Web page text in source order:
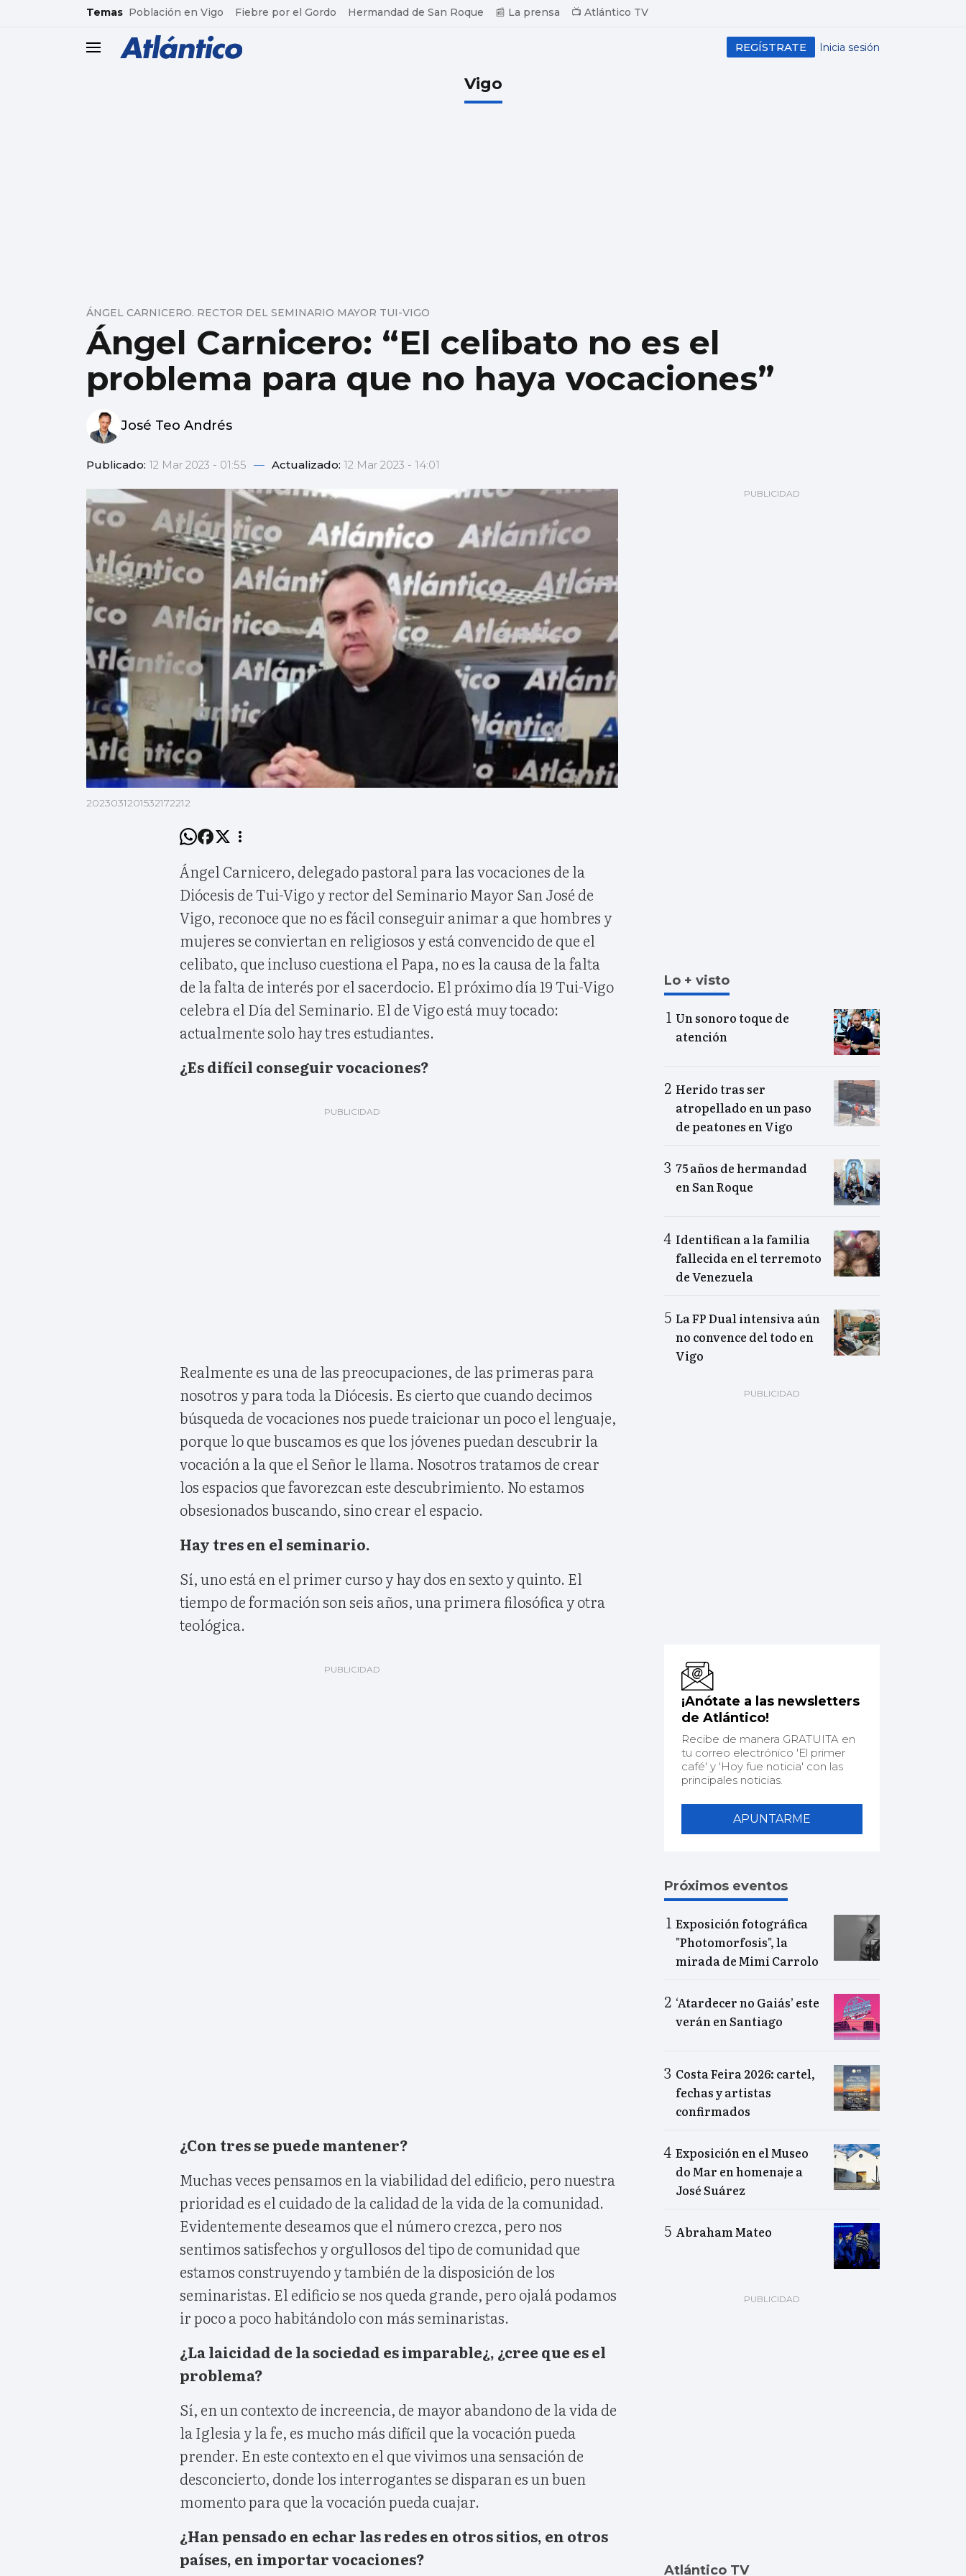
common.go-to-content
Temas Población en Vigo Fiebre por el Gordo Hermandad de San Roque 📰 La prensa 📺 Atlántico TV
header.menu.open Inicia sesión
REGÍSTRATE
Vigo
Ángel Carnicero: “El celibato no es el
problema para que no haya vocaciones”
ÁNGEL CARNICERO. RECTOR DEL SEMINARIO MAYOR TUI-VIGO
José Teo Andrés
Publicado: 12 Mar 2023 - 01:55 — Actualizado: 12 Mar 2023 - 14:01
2023031201532172212
Ángel Carnicero, delegado pastoral para las vocaciones de la
Diócesis de Tui-Vigo y rector del Seminario Mayor San José de
Vigo, reconoce que no es fácil conseguir animar a que hombres y
mujeres se conviertan en religiosos y está convencido de que el
celibato, que incluso cuestiona el Papa, no es la causa de la falta
de la falta de interés por el sacerdocio. El próximo día 19 Tui-Vigo
celebra el Día del Seminario. El de Vigo está muy tocado:
actualmente solo hay tres estudiantes.
¿Es difícil conseguir vocaciones?
Realmente es una de las preocupaciones, de las primeras para
nosotros y para toda la Diócesis. Es cierto que cuando decimos
búsqueda de vocaciones nos puede traicionar un poco el lenguaje,
porque lo que buscamos es que los jóvenes puedan descubrir la
vocación a la que el Señor le llama. Nosotros tratamos de crear
los espacios que favorezcan este descubrimiento. No estamos
obsesionados buscando, sino crear el espacio.
Hay tres en el seminario.
Sí, uno está en el primer curso y hay dos en sexto y quinto. El
tiempo de formación son seis años, una primera filosófica y otra
teológica.
¿Con tres se puede mantener?
Muchas veces pensamos en la viabilidad del edificio, pero nuestra
prioridad es el cuidado de la calidad de la vida de la comunidad.
Evidentemente deseamos que el número crezca, pero nos
sentimos satisfechos y orgullosos del tipo de comunidad que
estamos construyendo y también de la disposición de los
seminaristas. El edificio se nos queda grande, pero ojalá podamos
ir poco a poco habitándolo con más seminaristas.
¿La laicidad de la sociedad es imparable¿, ¿cree que es el
problema?
Sí, en un contexto de increencia, de mayor abandono de la vida de
la Iglesia y la fe, es mucho más difícil que la vocación pueda
prender. En este contexto en el que vivimos una sensación de
desconcierto, donde los interrogantes se disparan es un buen
momento para que la vocación pueda cuajar.
¿Han pensado en echar las redes en otros sitios, en otros
países, en importar vocaciones?
Lo + visto
Un sonoro toque de
atención
Herido tras ser
atropellado en un paso
de peatones en Vigo
75 años de hermandad
en San Roque
Identifican a la familia
fallecida en el terremoto
de Venezuela
La FP Dual intensiva aún
no convence del todo en
Vigo
¡Anótate a las newsletters
de Atlántico!
Recibe de manera GRATUITA en
tu correo electrónico 'El primer
café' y 'Hoy fue noticia' con las
principales noticias.
APUNTARME
Próximos eventos
Exposición fotográfica
"Photomorfosis", la
mirada de Mimi Carrolo
‘Atardecer no Gaiás’ este
verán en Santiago
Costa Feira 2026: cartel,
fechas y artistas
confirmados
Exposición en el Museo
do Mar en homenaje a
José Suárez
Abraham Mateo
Atlántico TV